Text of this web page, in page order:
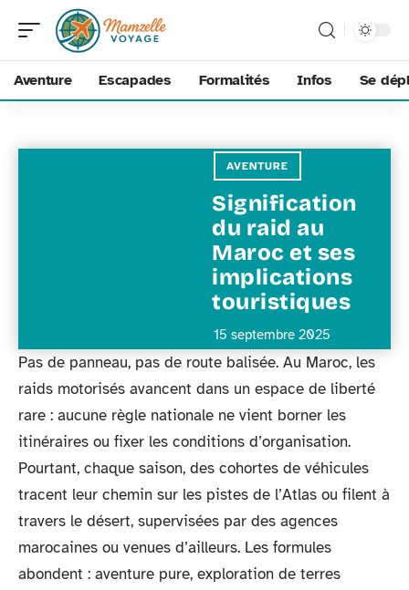
Aventure Escapades Formalités Infos Se
AVENTURE
Signification
du raid au
Maroc et ses
implications
touristiques
15 septembre 2025
Pas de panneau, pas de route balisée. Au Maroc, les
raids motorisés avancent dans un espace de liberté
rare : aucune règle nationale ne vient borner les
itinéraires ou fixer les conditions d’organisation.
Pourtant, chaque saison, des cohortes de véhicules
tracent leur chemin sur les pistes de l’Atlas ou filent à
travers le désert, supervisées par des agences
marocaines ou venues d’ailleurs. Les formules
abondent : aventure pure, exploration de terres